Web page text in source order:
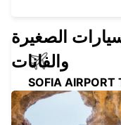
SOFIA AIRPORT
SOFIA - BULGARIA
الصغيرة
والفانات